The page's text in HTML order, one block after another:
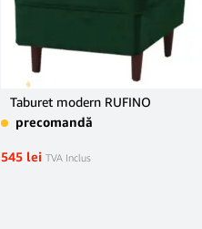
Taburet modern RUFINO
precomandă
545 lei TVA Inclus